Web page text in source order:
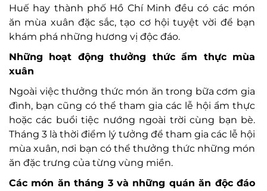
Huế hay thành phố Hồ Chí Minh đều có các món
ăn mùa xuân đặc sắc, tạo cơ hội tuyệt vời để bạn
khám phá những hương vị độc đáo.
Những hoạt động thưởng thức ẩm thực mùa
xuân
Ngoài việc thưởng thức món ăn trong bữa cơm gia
đình, bạn cũng có thể tham gia các lễ hội ẩm thực
hoặc các buổi tiệc nướng ngoài trời cùng bạn bè.
Tháng 3 là thời điểm lý tưởng để tham gia các lễ hội
mùa xuân, nơi bạn có thể thưởng thức những món
ăn đặc trưng của từng vùng miền.
Các món ăn tháng 3 và những quán ăn độc đáo